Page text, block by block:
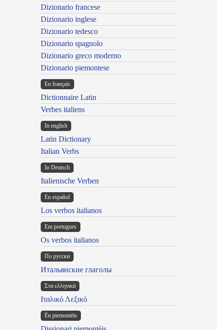
Dizionario francese
Dizionario inglese
Dizionario tedesco
Dizionario spagnolo
Dizionario greco moderno
Dizionario piemontese
En français
Dictionnaire Latin
Verbes italiens
In english
Latin Dictionary
Italian Verbs
In Deutsch
Italienische Verben
En español
Los verbos italianos
Em portugues
Os verbos italianos
По русски
Итальянские глаголы
Στα ελληνικά
Ιταλικό Λεξικό
Ën piemontèis